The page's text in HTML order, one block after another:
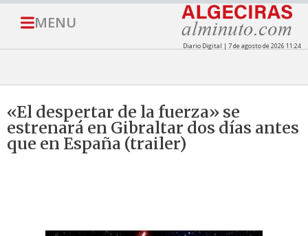
MENU
Diario Digital | 7 de agosto de 2026 11:24
«El despertar de la fuerza» se
estrenará en Gibraltar dos días antes
que en España (trailer)